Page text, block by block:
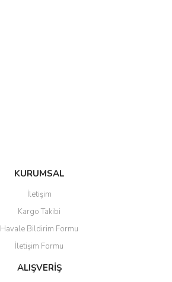
Gönder
KURUMSAL
İletişim
Kargo Takibi
Havale Bildirim Formu
İletişim Formu
ALIŞVERİŞ